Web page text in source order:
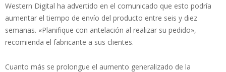
Western Digital ha advertido en el comunicado que esto podría
aumentar el tiempo de envío del producto entre seis y diez
semanas. «Planifique con antelación al realizar su pedido»,
recomienda el fabricante a sus clientes.
Cuanto más se prolongue el aumento generalizado de la